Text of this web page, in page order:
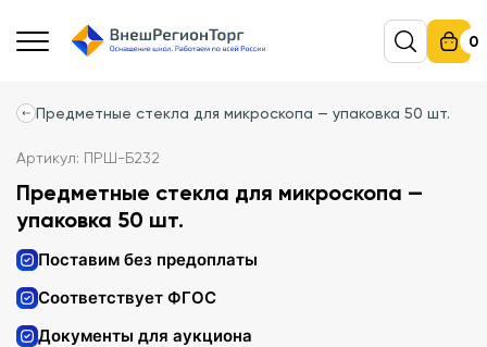
0
Предметные стекла для микроскопа — упаковка 50 шт.
Артикул: ПРШ-Б232
Предметные стекла для микроскопа —
упаковка 50 шт.
Поставим без предоплаты
Соответствует ФГОС
Документы для аукциона